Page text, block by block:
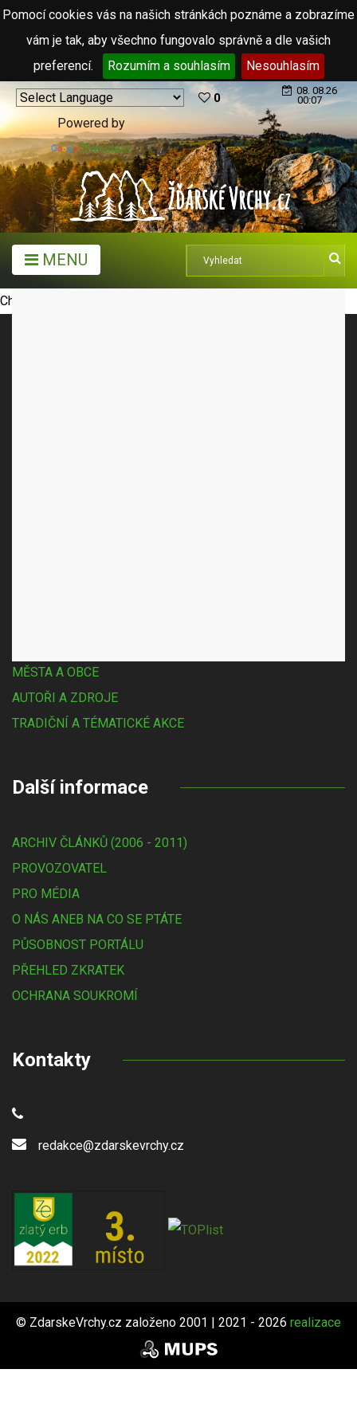
Pomocí cookies vás na našich stránkách poznáme a zobrazíme
vám je tak, aby všechno fungovalo správně a dle vašich
preferencí.
Rozumím a souhlasím Nesouhlasím
Powered by
Translate
0
08. 08.26
00:07
MENU
Chybný parametr pro FrontEndConttroller ->aktualne
MĚSTA A OBCE
AUTOŘI A ZDROJE
TRADIČNÍ A TÉMATICKÉ AKCE
Další informace
ARCHIV ČLÁNKŮ (2006 - 2011)
PROVOZOVATEL
PRO MÉDIA
O NÁS ANEB NA CO SE PTÁTE
PŮSOBNOST PORTÁLU
PŘEHLED ZKRATEK
OCHRANA SOUKROMÍ
Kontakty
redakce@zdarskevrchy.cz
© ZdarskeVrchy.cz založeno 2001 | 2021 - 2026 realizace